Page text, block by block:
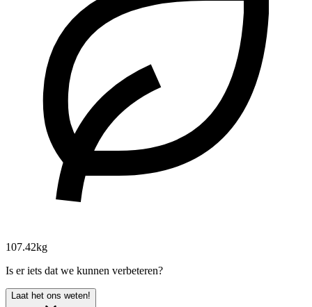
107.42kg
Is er iets dat we kunnen verbeteren?
Laat het ons weten!